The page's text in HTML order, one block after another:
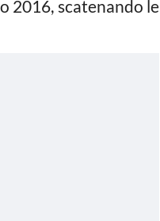
2016, scatenando le